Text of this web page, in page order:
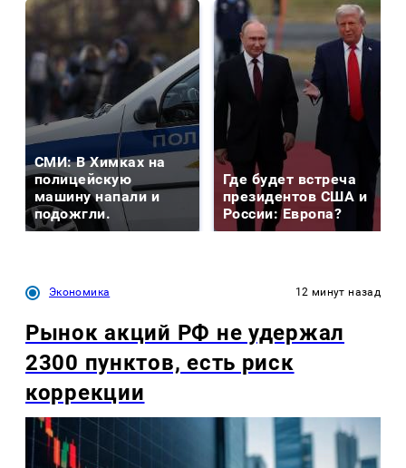
СМИ: В Химках на
полицейскую
машину напали и
подожгли.
Где будет встреча
президентов США и
России: Европа?
Экономика 12 минут назад
Рынок акций РФ не удержал
2300 пунктов, есть риск
коррекции